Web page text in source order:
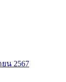
น 2567